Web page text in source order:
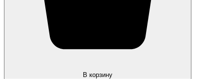
В корзину